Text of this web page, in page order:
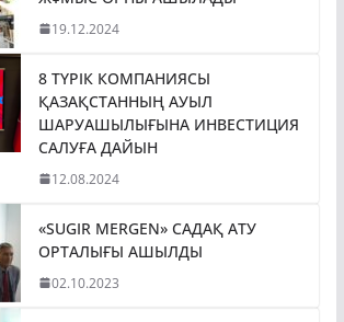
19.12.2024
8 ТҮРІК КОМПАНИЯСЫ
ҚАЗАҚСТАННЫҢ АУЫЛ
ШАРУАШЫЛЫҒЫНА ИНВЕСТИЦИЯ
САЛУҒА ДАЙЫН
12.08.2024
«SUGIR MERGEN» САДАҚ АТУ
ОРТАЛЫҒЫ АШЫЛДЫ
02.10.2023